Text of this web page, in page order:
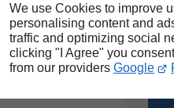
We use Cookies to improve
personalising content and
traffic and optimizing social
clicking "I Agree" you
from our providers Google
de pompe
salle de